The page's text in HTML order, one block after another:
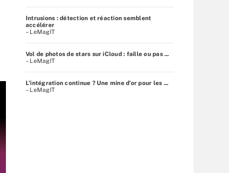
Intrusions : détection et réaction semblent
accélérer
– LeMagIT
Vol de photos de stars sur iCloud : faille ou pas ...
– LeMagIT
L’intégration continue ? Une mine d’or pour les ...
– LeMagIT